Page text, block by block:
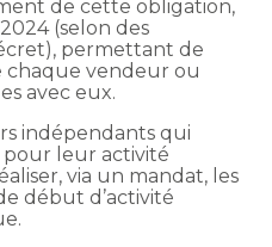
de cette obligation,
(selon des
permettant de
chaque vendeur ou
avec eux.
indépendants qui
leur activité
via un mandat, les
début d’activité